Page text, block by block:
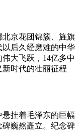
京花团锦簇、旌旗
后久经磨难的中华
大飞跃，14亿多中
时代的壮丽征程
挂着毛泽东的巨幅
巍然矗立。纪念碑